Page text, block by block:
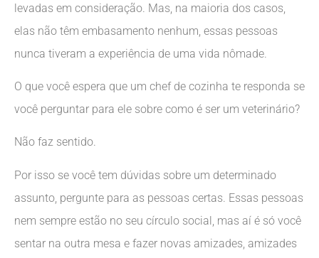
levadas em consideração. Mas, na maioria dos casos,
elas não têm embasamento nenhum, essas pessoas
nunca tiveram a experiência de uma vida nômade.
O que você espera que um chef de cozinha te responda se
você perguntar para ele sobre como é ser um veterinário?
Não faz sentido.
Por isso se você tem dúvidas sobre um determinado
assunto, pergunte para as pessoas certas. Essas pessoas
nem sempre estão no seu círculo social, mas aí é só você
sentar na outra mesa e fazer novas amizades, amizades